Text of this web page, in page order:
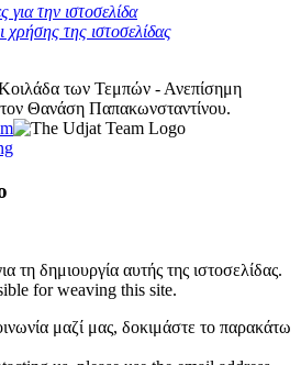
για την ιστοσελίδα
χρήσης της ιστοσελίδας
των Τεμπών - Ανεπίσημη
Θανάση Παπακωνσταντίνου.
τη δημιουργία αυτής της ιστοσελίδας.
for weaving this site.
μαζί μας, δοκιμάστε το παρακάτω